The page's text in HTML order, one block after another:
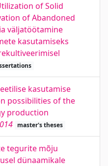
of Solid
of Abandoned
väljatöötamine
kasutamiseks
kasutamise
possibilities of the
production
master's theses
tegurite mõju
dünaamikale